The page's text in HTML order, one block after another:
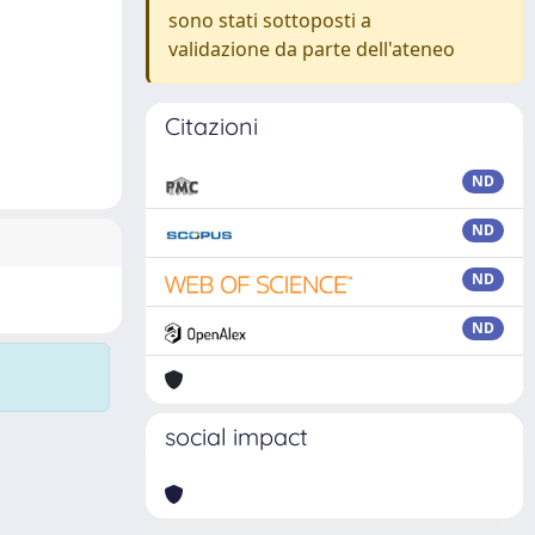
sono stati sottoposti a
validazione da parte dell'ateneo
Citazioni
ND
ND
ND
ND
social impact